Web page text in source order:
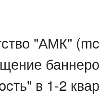
"АМК"
в 1-2